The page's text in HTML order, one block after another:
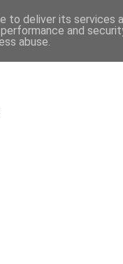
to deliver its services
and
abuse.